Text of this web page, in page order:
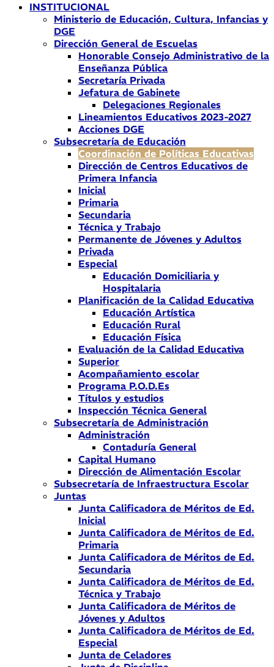
INSTITUCIONAL
Ministerio de Educación, Cultura, Infancias y
DGE
Dirección General de Escuelas
Honorable Consejo Administrativo de la
Enseñanza Pública
Secretaría Privada
Jefatura de Gabinete
Delegaciones Regionales
Lineamientos Educativos 2023-2027
Acciones DGE
Subsecretaría de Educación
Coordinación de Políticas Educativas
Dirección de Centros Educativos de
Primera Infancia
Inicial
Primaria
Secundaria
Técnica y Trabajo
Permanente de Jóvenes y Adultos
Privada
Especial
Educación Domiciliaria y
Hospitalaria
Planificación de la Calidad Educativa
Educación Artística
Educación Rural
Educación Física
Evaluación de la Calidad Educativa
Superior
Acompañamiento escolar
Programa P.O.D.Es
Títulos y estudios
Inspección Técnica General
Subsecretaría de Administración
Administración
Contaduría General
Capital Humano
Dirección de Alimentación Escolar
Subsecretaría de Infraestructura Escolar
Juntas
Junta Calificadora de Méritos de Ed.
Inicial
Junta Calificadora de Méritos de Ed.
Primaria
Junta Calificadora de Méritos de Ed.
Secundaria
Junta Calificadora de Méritos de Ed.
Técnica y Trabajo
Junta Calificadora de Méritos de
Jóvenes y Adultos
Junta Calificadora de Méritos de Ed.
Especial
Junta de Celadores